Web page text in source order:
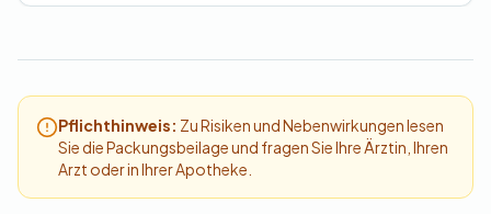
Pflichthinweis: Zu Risiken und Nebenwirkungen lesen
Sie die Packungsbeilage und fragen Sie Ihre Ärztin, Ihren
Arzt oder in Ihrer Apotheke.